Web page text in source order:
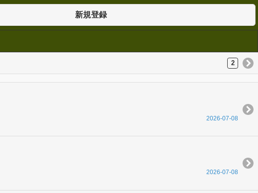
新規登録
2
2026-07-08
2026-07-08